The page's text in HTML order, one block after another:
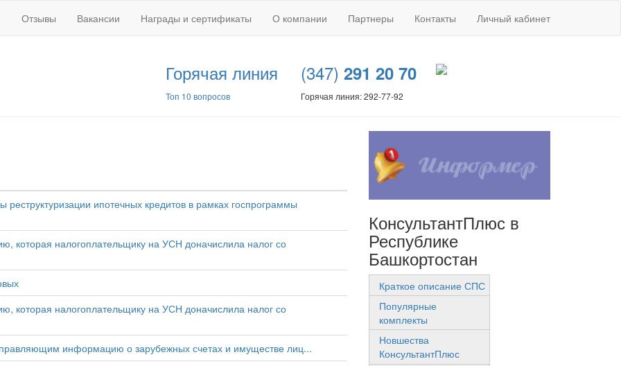
Отзывы Вакансии Награды и сертификаты О компании Партнеры Контакты Личный кабинет
Горячая линия
Топ 10 вопросов
(347) 291 20 70
Горячая линия: 292-77-92
ипотечных кредитов в рамках госпрограммы
которая налогоплательщику на УСН доначислила налог со
которая налогоплательщику на УСН доначислила налог со
информацию о зарубежных счетах и имуществе лиц...
КонсультантПлюс в
Республике
Башкортостан
Краткое описание СПС
Популярные
комплекты
Новшества
КонсультантПлюс